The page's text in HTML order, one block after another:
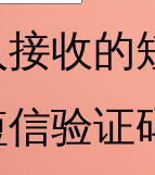
收的
验证